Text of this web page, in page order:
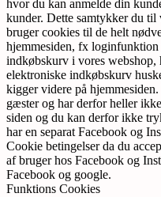
hvor du kan anmelde din
kunder. Dette samtykker du
bruger cookies til de helt
hjemmesiden, fx loginfunktion
indkøbskurv i vores webshop,
elektroniske indkøbskurv
kigger videre på
gæster og har derfor heller
siden og du kan derfor ikke
har en separat Facebook og
Cookie betingelser da du
af bruger hos Facebook og
Facebook og google.
Funktions Cookies